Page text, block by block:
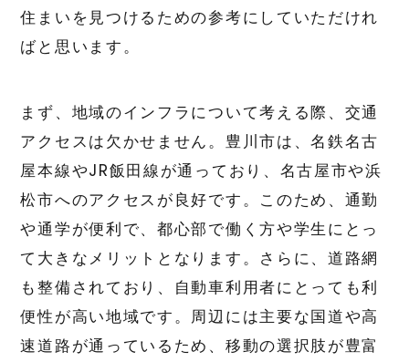
住まいを見つけるための参考にしていただけれ
ばと思います。
まず、地域のインフラについて考える際、交通
アクセスは欠かせません。豊川市は、名鉄名古
屋本線やJR飯田線が通っており、名古屋市や浜
松市へのアクセスが良好です。このため、通勤
や通学が便利で、都心部で働く方や学生にとっ
て大きなメリットとなります。さらに、道路網
も整備されており、自動車利用者にとっても利
便性が高い地域です。周辺には主要な国道や高
速道路が通っているため、移動の選択肢が豊富